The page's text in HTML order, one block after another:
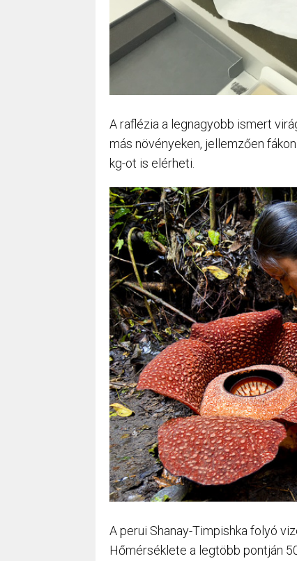
A raflézia a legnagyobb ismert
más növényeken, jellemzően
kg-ot is elérheti.
A perui Shanay-Timpishka folyó
Hőmérséklete a legtöbb pontján